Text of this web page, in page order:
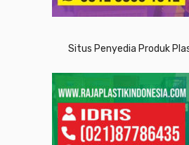
Situs Penyedia Produk